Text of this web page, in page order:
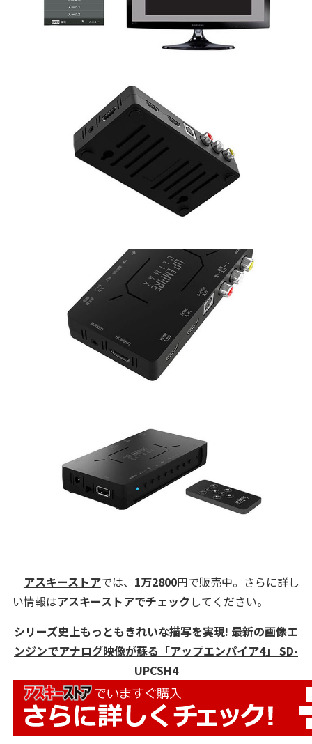
アスキーストアでは、 1万2800円で販売中。さらに詳し
い情報はアスキーストアでチェックしてください。
シリーズ史上もっともきれいな描写を実現! 最新の画像エ
ンジンでアナログ映像が蘇る「アップエンパイア4」 SD-
UPCSH4